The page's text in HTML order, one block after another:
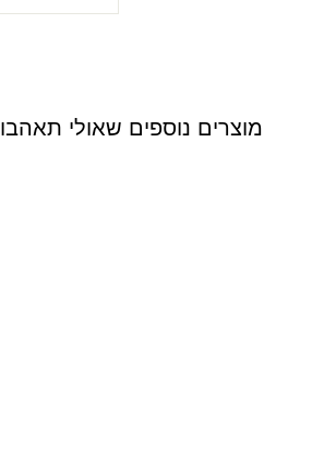
מוצרים נוספים שאולי תאהבו